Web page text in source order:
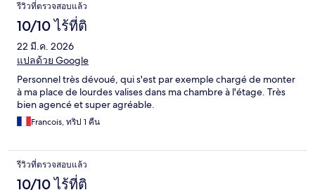
รีวิวที่ตรวจสอบแล้ว
10/10 ไร้ที่ติ
22 มี.ค. 2026
แปลด้วย Google
Personnel très dévoué, qui s'est par exemple chargé de monter
à ma place de lourdes valises dans ma chambre à l'étage. Très
bien agencé et super agréable.
Francois, ทริป 1 คืน
รีวิวที่ตรวจสอบแล้ว
10/10 ไร้ที่ติ